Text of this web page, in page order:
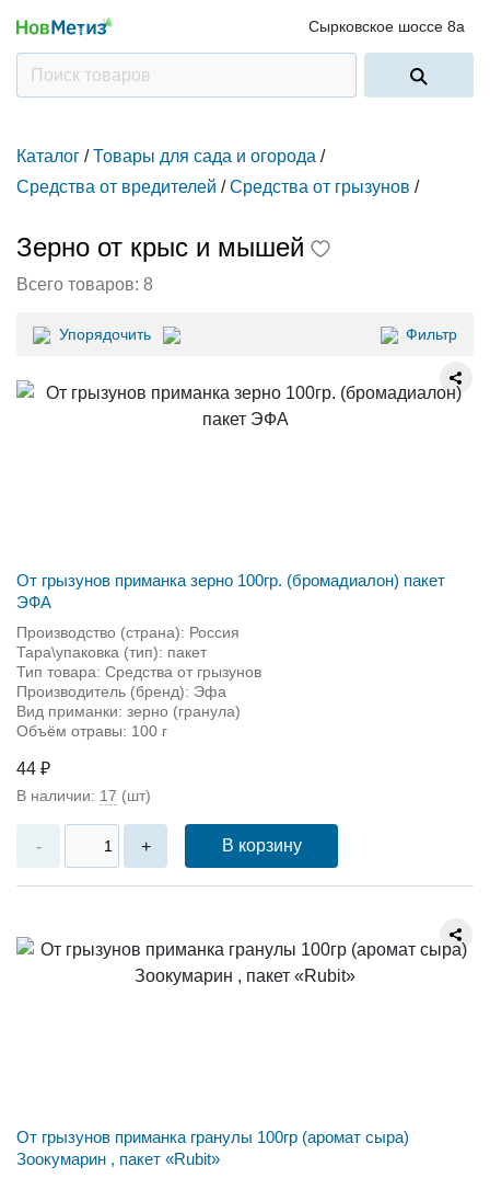
Сырковское шоссе 8а
Каталог / Товары для сада и огорода /
Средства от вредителей / Средства от грызунов /
Зерно от крыс и мышей
Всего товаров: 8
Упорядочить Фильтр
От грызунов приманка зерно 100гр. (бромадиалон) пакет
ЭФА
Производство (страна): Россия
Тара\упаковка (тип): пакет
Тип товара: Средства от грызунов
Производитель (бренд): Эфа
Вид приманки: зерно (гранула)
Объём отравы: 100 г
44 ₽
В наличии: 17 (шт)
- + В корзину
От грызунов приманка гранулы 100гр (аромат сыра)
Зоокумарин , пакет «Rubit»